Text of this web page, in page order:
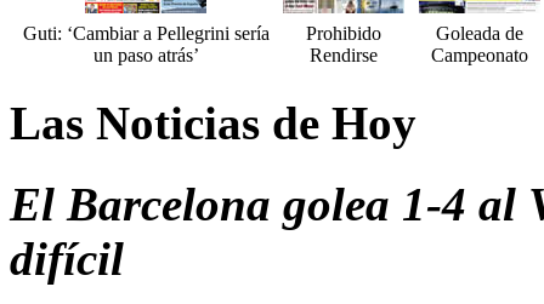
Guti: ‘Cambiar a Pellegrini sería
un paso atrás’
Prohibido
Rendirse
Goleada de
Campeonato
Las Noticias de Hoy
El Barcelona golea 1-4
difícil